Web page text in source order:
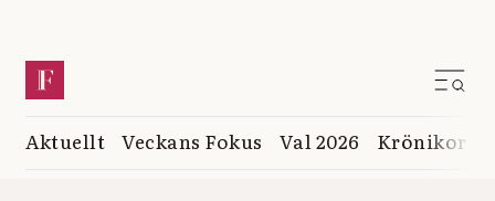
Aktuellt Veckans Fokus Val 2026 Krönikor